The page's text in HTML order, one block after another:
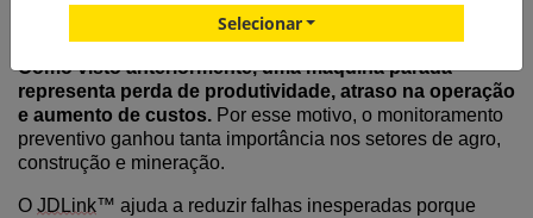
Como visto anteriormente, uma máquina parada
representa perda de produtividade, atraso na operação
e aumento de custos. Por esse motivo, o monitoramento
preventivo ganhou tanta importância nos setores de agro,
construção e mineração.
O JDLink™ ajuda a reduzir falhas inesperadas porque
Selecionar